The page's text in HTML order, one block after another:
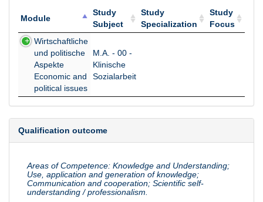
Module
Study
Subject
Study
Specialization
Study
Focus
Module
Subject
Wirtschaftliche
und politische
Aspekte
Economic and
political issues
M.A. - 00 -
Klinische
Sozialarbeit
Qualification outcome
Areas of Competence: Knowledge and Understanding;
Use, application and generation of knowledge;
Communication and cooperation; Scientific self-
understanding / professionalism.